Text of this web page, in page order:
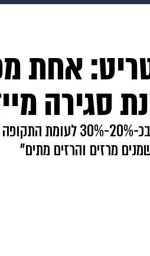
תשעה חודשים מתכונים
סגירה
פדיון ענף המסעדות ירד השנה בכ-
מרזים והרזים מתים"